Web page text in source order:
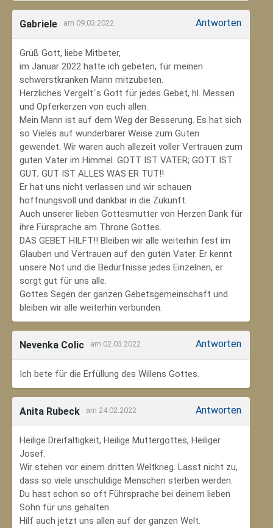
Gabriele am 09.03.2022 Antworten
Grüß Gott, liebe Mitbeter,
im Januar 2022 hatte ich gebeten, für meinen
schwerstkranken Mann mitzubeten.
Herzliches Vergelt´s Gott für jedes Gebet, hl. Messen
und Opferkerzen von euch allen.
Mein Mann ist auf dem Weg der Besserung. Es hat sich
so Vieles auf wunderbarer Weise zum Guten
gewendet. Wir waren auch allezeit voller Vertrauen zum
guten Vater im Himmel. GOTT IST VATER; GOTT IST
GUT; GUT IST ALLES WAS ER TUT!!
Er hat uns nicht verlassen und wir schauen
hoffnungsvoll und dankbar in die Zukunft.
Auch unserer lieben Gottesmutter von Herzen Dank für
ihre Fürsprache am Throne Gottes.
DAS GEBET HILFT!! Bleiben wir alle weiterhin fest im
Glauben und Vertrauen auf den guten Vater. Er kennt
unsere Not und die Bedürfnisse jedes Einzelnen, er
sorgt gut für uns alle.
Gottes Segen der ganzen Gebetsgemeinschaft und
bleiben wir alle weiterhin verbunden.
Nevenka Colic am 02.03.2022 Antworten
Ich bete für die Erfüllung des Willens Gottes.
Anita Rubeck am 24.02.2022 Antworten
Heilige Dreifaltigkeit, Heilige Muttergottes, Heiliger
Josef.
Wir stehen vor einem dritten Weltkrieg. Lasst nicht zu,
dass so viele unschuldige Menschen sterben werden.
Du hast schon so oft Führsprache bei deinem lieben
Sohn für uns gehalten.
Hilf auch jetzt uns allen auf der ganzen Welt.